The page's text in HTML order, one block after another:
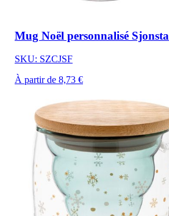
Mug Noël personnalisé Sjonsta
SKU: SZCJSF
À partir de 8,73 €